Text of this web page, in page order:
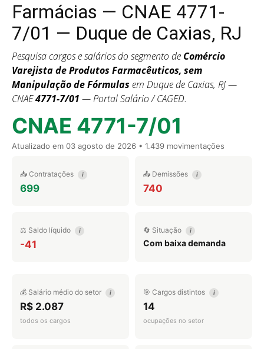
Farmácias — CNAE 4771-
7/01 — Duque de Caxias, RJ
Pesquisa cargos e salários do segmento de Comércio
Varejista de Produtos Farmacêuticos, sem
Manipulação de Fórmulas em Duque de Caxias, RJ —
CNAE4771-7/01 — Portal Salário / CAGED.
CNAE 4771-7/01
Atualizado em 03 agosto de 2026 • 1.439 movimentações
📥 Contratações i
699
📤 Demissões i
740
⚖️ Saldo líquido i
-41
🔄 Situação i
Com baixa demanda
💰 Salário médio do setor i
R$ 2.087
todos os cargos
🎯 Cargos distintos i
14
ocupações no setor